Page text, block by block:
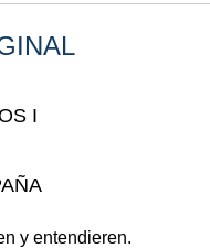
I
y entendieren.